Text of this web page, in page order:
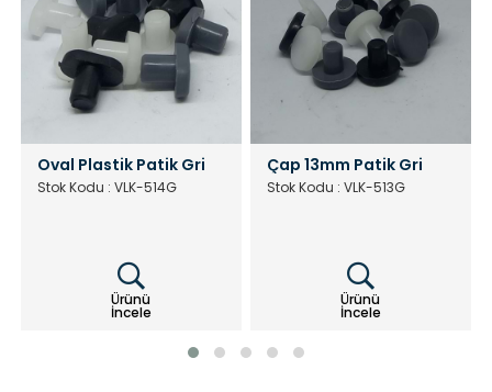
Çap 13mm Patik Gri
Stok Kodu : VLK-513G
Ürünü
İncele
Çivili Poligrit Siyah
Stok Kodu : VLK-516S
Ürünü
İncele